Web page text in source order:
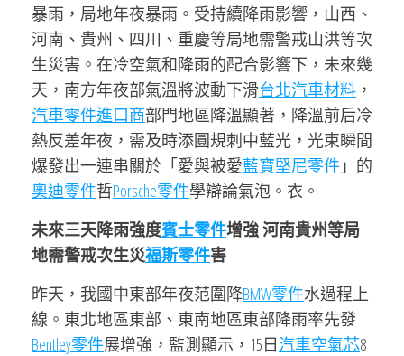
暴雨，局地年夜暴雨。受持續降雨影響，山西、
河南、貴州、四川、重慶等局地需警戒山洪等次
生災害。在冷空氣和降雨的配合影響下，未來幾
天，南方年夜部氣溫將波動下滑台北汽車材料 ，
汽車零件進口商部門地區降溫顯著，降溫前后冷
熱反差年夜，需及時添圓規刺中藍光，光束瞬間
爆發出一連串關於「愛與被愛藍寶堅尼零件 」的
奧迪零件哲Porsche零件學辯論氣泡。衣。
未來三天降雨強度賓士零件增強 河南貴州等局
地需警戒次生災福斯零件害
昨天，我國中東部年夜范圍降BMW零件水過程上
線。東北地區東部、東南地區東部降雨率先發
Bentley零件展增強，監測顯示，15日汽車空氣芯8